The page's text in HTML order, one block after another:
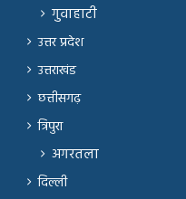
गुवाहाटी
उत्तर प्रदेश
उत्तराखंड
छत्तीसगढ़
त्रिपुरा
अगरतला
दिल्ली